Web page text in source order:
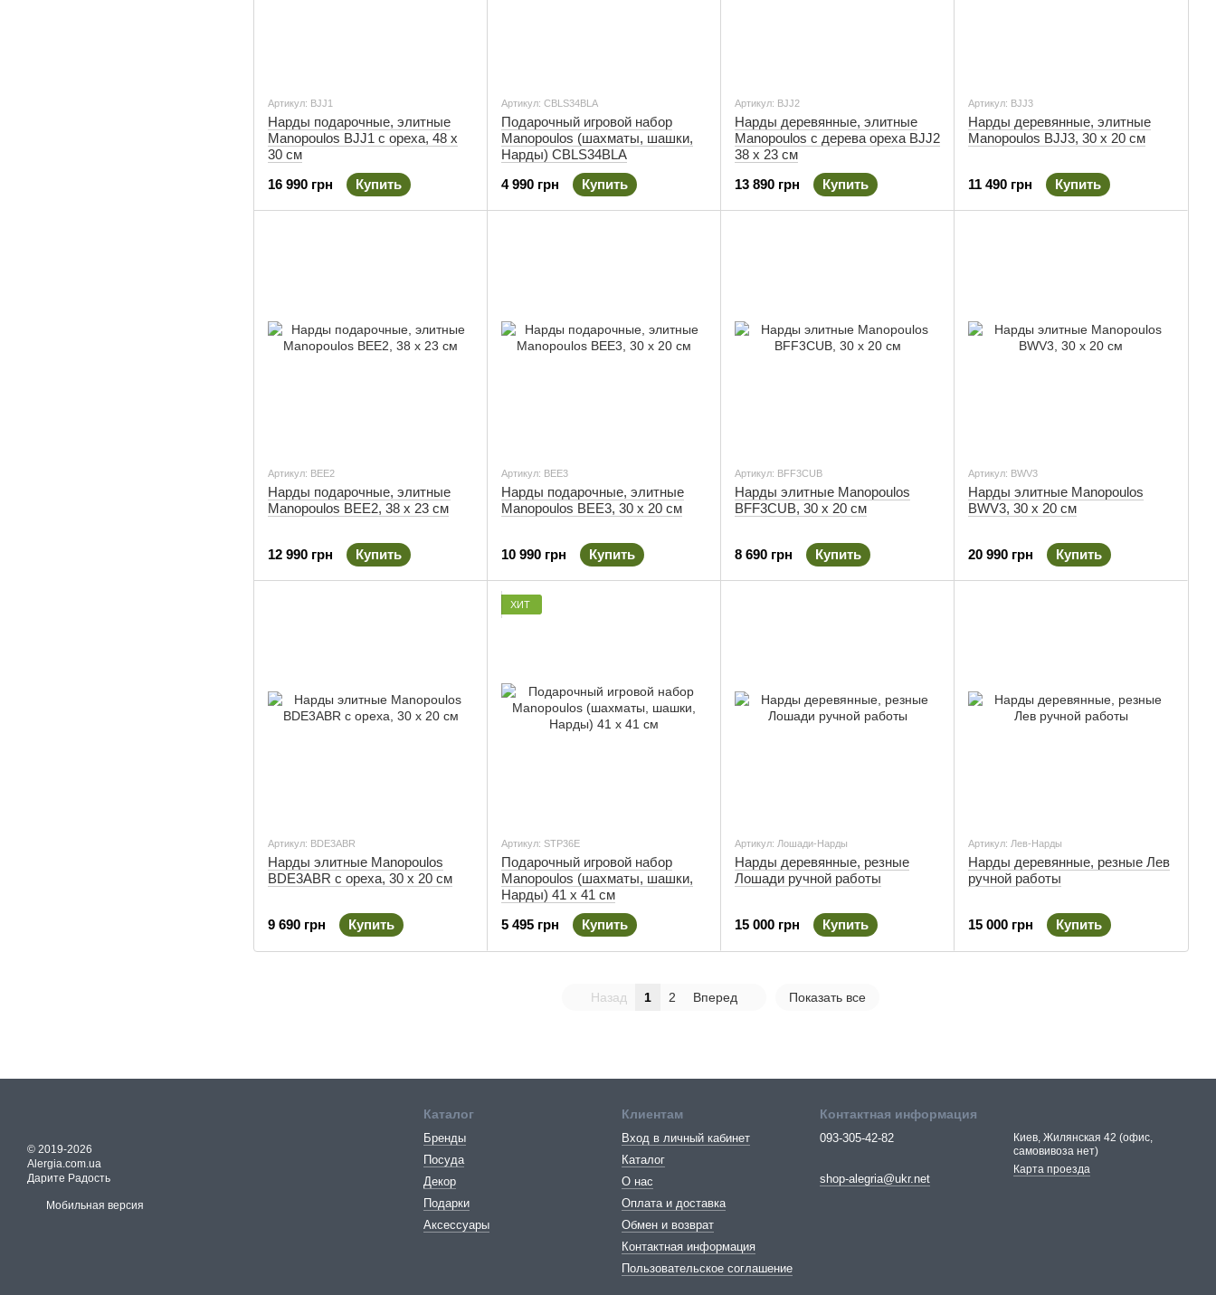
Артикул: BJJ1
Нарды подарочные, элитные
Manopoulos BJJ1 с ореха, 48 х
30 см
16 990 грн
Купить
Артикул: CBLS34BLA
Подарочный игровой набор
Manopoulos (шахматы, шашки,
Нарды) CBLS34BLA
4 990 грн
Купить
Артикул: BJJ2
Нарды деревянные, элитные
Manopoulos с дерева ореха BJJ2
38 х 23 см
13 890 грн
Купить
Артикул: BJJ3
Нарды деревянные, элитные
Manopoulos BJJ3, 30 х 20 см
11 490 грн Купить
Артикул: BEE2
Нарды подарочные, элитные
Manopoulos BEE2, 38 х 23 см
12 990 грн Купить
Артикул: BEE3
Нарды подарочные, элитные
Manopoulos BEE3, 30 х 20 см
10 990 грн Купить
Артикул: BFF3CUB
Нарды элитные Manopoulos
BFF3CUB, 30 х 20 см
8 690 грн Купить
Артикул: BWV3
Нарды элитные Manopoulos
BWV3, 30 х 20 см
20 990 грн Купить
Артикул: BDE3ABR
Нарды элитные Manopoulos
BDE3ABR с ореха, 30 х 20 см
9 690 грн Купить
ХИТ
Артикул: STP36E
Подарочный игровой набор
Manopoulos (шахматы, шашки,
Нарды) 41 х 41 см
5 495 грн
Купить
Артикул: Лошади-Нарды
Нарды деревянные, резные
Лошади ручной работы
15 000 грн Купить
Артикул: Лев-Нарды
Нарды деревянные, резные Лев
ручной работы
15 000 грн Купить
Назад 1 2 Вперед Показать все
© 2019-2026
Alergia.com.ua
Дарите Радость
Мобильная версия
Каталог
Бренды
Посуда
Декор
Подарки
Аксессуары
Клиентам
Вход в личный кабинет
Каталог
О нас
Оплата и доставка
Обмен и возврат
Контактная информация
Пользовательское соглашение
Контактная информация
093-305-42-82
shop-alegria@ukr.net
Киев, Жилянская 42 (офис,
самовивоза нет)
Карта проезда